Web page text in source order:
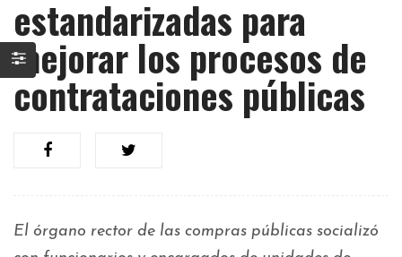
estandarizadas para
mejorar los procesos de
contrataciones públicas
El órgano rector de las compras públicas socializó